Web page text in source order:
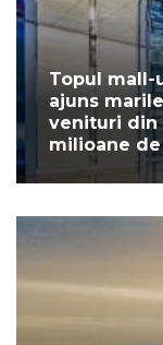
Topul mall-
ajuns
venituri din
milioane de